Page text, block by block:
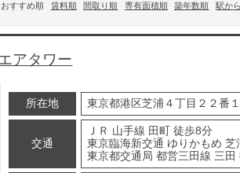
おすすめ順 賃料順 間取り順 専有面積順 築年数順 駅か
アタワー
所在地 東京都港区芝浦４丁目２２番
交通
ＪＲ 山手線 田町 徒歩8分
東京臨海新交通 ゆりかもめ 芝
東京都交通局 都営三田線 三田